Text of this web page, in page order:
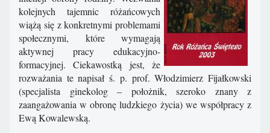
kolejnych tajemnic różańcowych
wiążą się z konkretnymi problemami
społecznymi, które wymagają
aktywnej pracy edukacyjno-
formacyjnej. Ciekawostką jest, że
rozważania te napisał ś. p. prof. Włodzimierz Fijałkowski
(specjalista ginekolog – położnik, szeroko znany z
zaangażowania w obronę ludzkiego życia) we współpracy z
Ewą Kowalewską.